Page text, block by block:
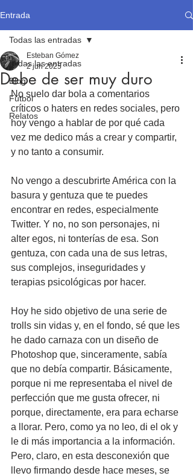
Entrada
Todas las entradas
Blog
Fútbol
Relatos
Todas las entradas
Debe de ser muy duro
Esteban Gómez
2 jun 2025
No suelo dar bola a comentarios
críticos o haters en redes sociales, pero
hoy vengo a hablar de por qué cada
vez me dedico más a crear y compartir,
y no tanto a consumir.
No vengo a descubrirte América con la
basura y gentuza que te puedes
encontrar en redes, especialmente
Twitter. Y no, no son personajes, ni
alter egos, ni tonterías de esa. Son
gentuza, con cada una de sus letras,
sus complejos, inseguridades y
terapias psicológicas por hacer.
Hoy he sido objetivo de una serie de
trolls sin vidas y, en el fondo, sé que les
he dado carnaza con un diseño de
Photoshop que, sinceramente, sabía
que no debía compartir. Básicamente,
porque ni me representaba el nivel de
perfección que me gusta ofrecer, ni
porque, directamente, era para echarse
a llorar. Pero, como ya no leo, di el ok y
le di más importancia a la información.
Pero, claro, en esta desconexión que
llevo firmando desde hace meses, se